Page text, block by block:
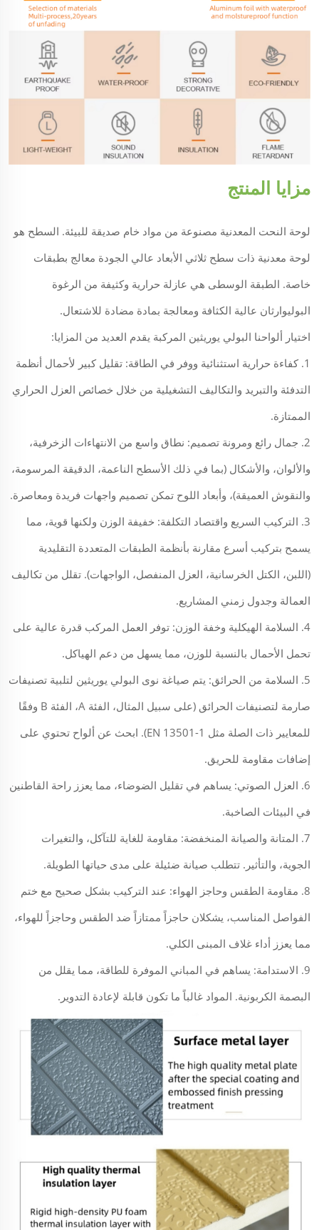
مزايا المنتج
لوحة النحت المعدنية مصنوعة من مواد خام صديقة للبيئة. السطح هو
لوحة معدنية ذات سطح ثلاثي الأبعاد عالي الجودة معالج بطبقات
خاصة. الطبقة الوسطى هي عازلة حرارية وكثيفة من الرغوة
البوليوارثان عالية الكثافة ومعالجة بمادة مضادة للاشتعال.
اختيار ألواحنا البولي يوريثين المركبة يقدم العديد من المزايا:
1. كفاءة حرارية استثنائية ووفر في الطاقة: تقليل كبير لأحمال أنظمة
التدفئة والتبريد والتكاليف التشغيلية من خلال خصائص العزل الحراري
الممتازة.
2. جمال رائع ومرونة تصميم: نطاق واسع من الانتهاءات الزخرفية،
والألوان، والأشكال (بما في ذلك الأسطح الناعمة، الدقيقة المرسومة،
والنقوش العميقة)، وأبعاد اللوح تمكن تصميم واجهات فريدة ومعاصرة.
3. التركيب السريع واقتصاد التكلفة: خفيفة الوزن ولكنها قوية، مما
يسمح بتركيب أسرع مقارنة بأنظمة الطبقات المتعددة التقليدية
(اللبن، الكتل الخرسانية، العزل المنفصل، الواجهات). تقلل من تكاليف
العمالة وجدول زمني المشاريع.
4. السلامة الهيكلية وخفة الوزن: توفر العمل المركب قدرة عالية على
تحمل الأحمال بالنسبة للوزن، مما يسهل من دعم الهياكل.
5. السلامة من الحرائق: يتم صياغة نوى البولي يوريثين لتلبية تصنيفات
صارمة لتصنيفات الحرائق (على سبيل المثال، الفئة A، الفئة B وفقًا
للمعايير ذات الصلة مثل EN 13501-1). ابحث عن ألواح تحتوي على
إضافات مقاومة للحريق.
6. العزل الصوتي: يساهم في تقليل الضوضاء، مما يعزز راحة القاطنين
في البيئات الصاخبة.
7. المتانة والصيانة المنخفضة: مقاومة للغاية للتآكل، والتغيرات
الجوية، والتأثير. تتطلب صيانة ضئيلة على مدى حياتها الطويلة.
8. مقاومة الطقس وحاجز الهواء: عند التركيب بشكل صحيح مع ختم
الفواصل المناسب، يشكلان حاجزاً ممتازاً ضد الطقس وحاجزاً للهواء،
مما يعزز أداء غلاف المبنى الكلي.
9. الاستدامة: يساهم في المباني الموفرة للطاقة، مما يقلل من
البصمة الكربونية. المواد غالباً ما تكون قابلة لإعادة التدوير.